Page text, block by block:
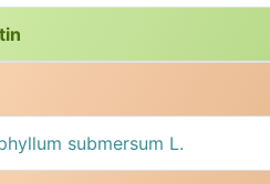
submersum L.